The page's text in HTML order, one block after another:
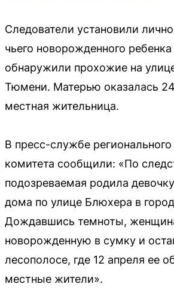
Следователи установили
чьего новорожденного ребенка
обнаружили прохожие на
Тюмени. Матерью оказалась
местная жительница.
В пресс-службе
комитета сообщили: «По
подозреваемая родила
дома по улице Блюхера в
Дождавшись темноты,
новорожденную в сумку и
лесополосе, где 12 апреля ее
местные жители».